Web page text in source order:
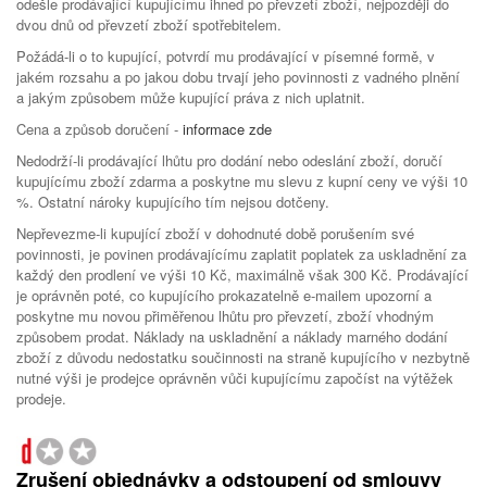
dvou dnů od převzetí zboží spotřebitelem.
Požádá-li o to kupující, potvrdí mu prodávající v písemné formě, v
jakém rozsahu a po jakou dobu trvají jeho povinnosti z vadného plnění
a jakým způsobem může kupující práva z nich uplatnit.
Cena a způsob doručení - informace zde
Nedodrží-li prodávající lhůtu pro dodání nebo odeslání zboží, doručí
kupujícímu zboží zdarma a poskytne mu slevu z kupní ceny ve výši 10
%. Ostatní nároky kupujícího tím nejsou dotčeny.
Nepřevezme-li kupující zboží v dohodnuté době porušením své
povinnosti, je povinen prodávajícímu zaplatit poplatek za uskladnění za
každý den prodlení ve výši 10 Kč, maximálně však 300 Kč. Prodávající
je oprávněn poté, co kupujícího prokazatelně e-mailem upozorní a
poskytne mu novou přiměřenou lhůtu pro převzetí, zboží vhodným
způsobem prodat. Náklady na uskladnění a náklady marného dodání
zboží z důvodu nedostatku součinnosti na straně kupujícího v nezbytně
nutné výši je prodejce oprávněn vůči kupujícímu započíst na výtěžek
prodeje.
Zrušení objednávky a odstoupení od smlouvy